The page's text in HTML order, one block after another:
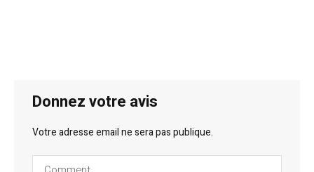
Donnez votre avis
Votre adresse email ne sera pas publique.